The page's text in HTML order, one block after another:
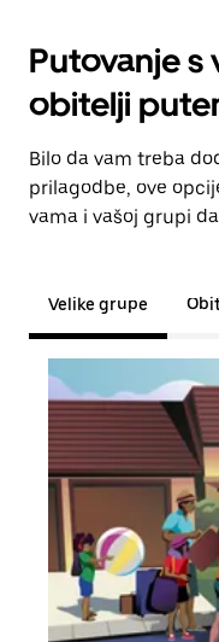
Putovanje s
obitelji
Bilo da vam treba
prilagodbe, ove
vama i vašoj grupi
Velike grupe